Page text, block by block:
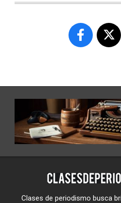
Clases de periodismo busca